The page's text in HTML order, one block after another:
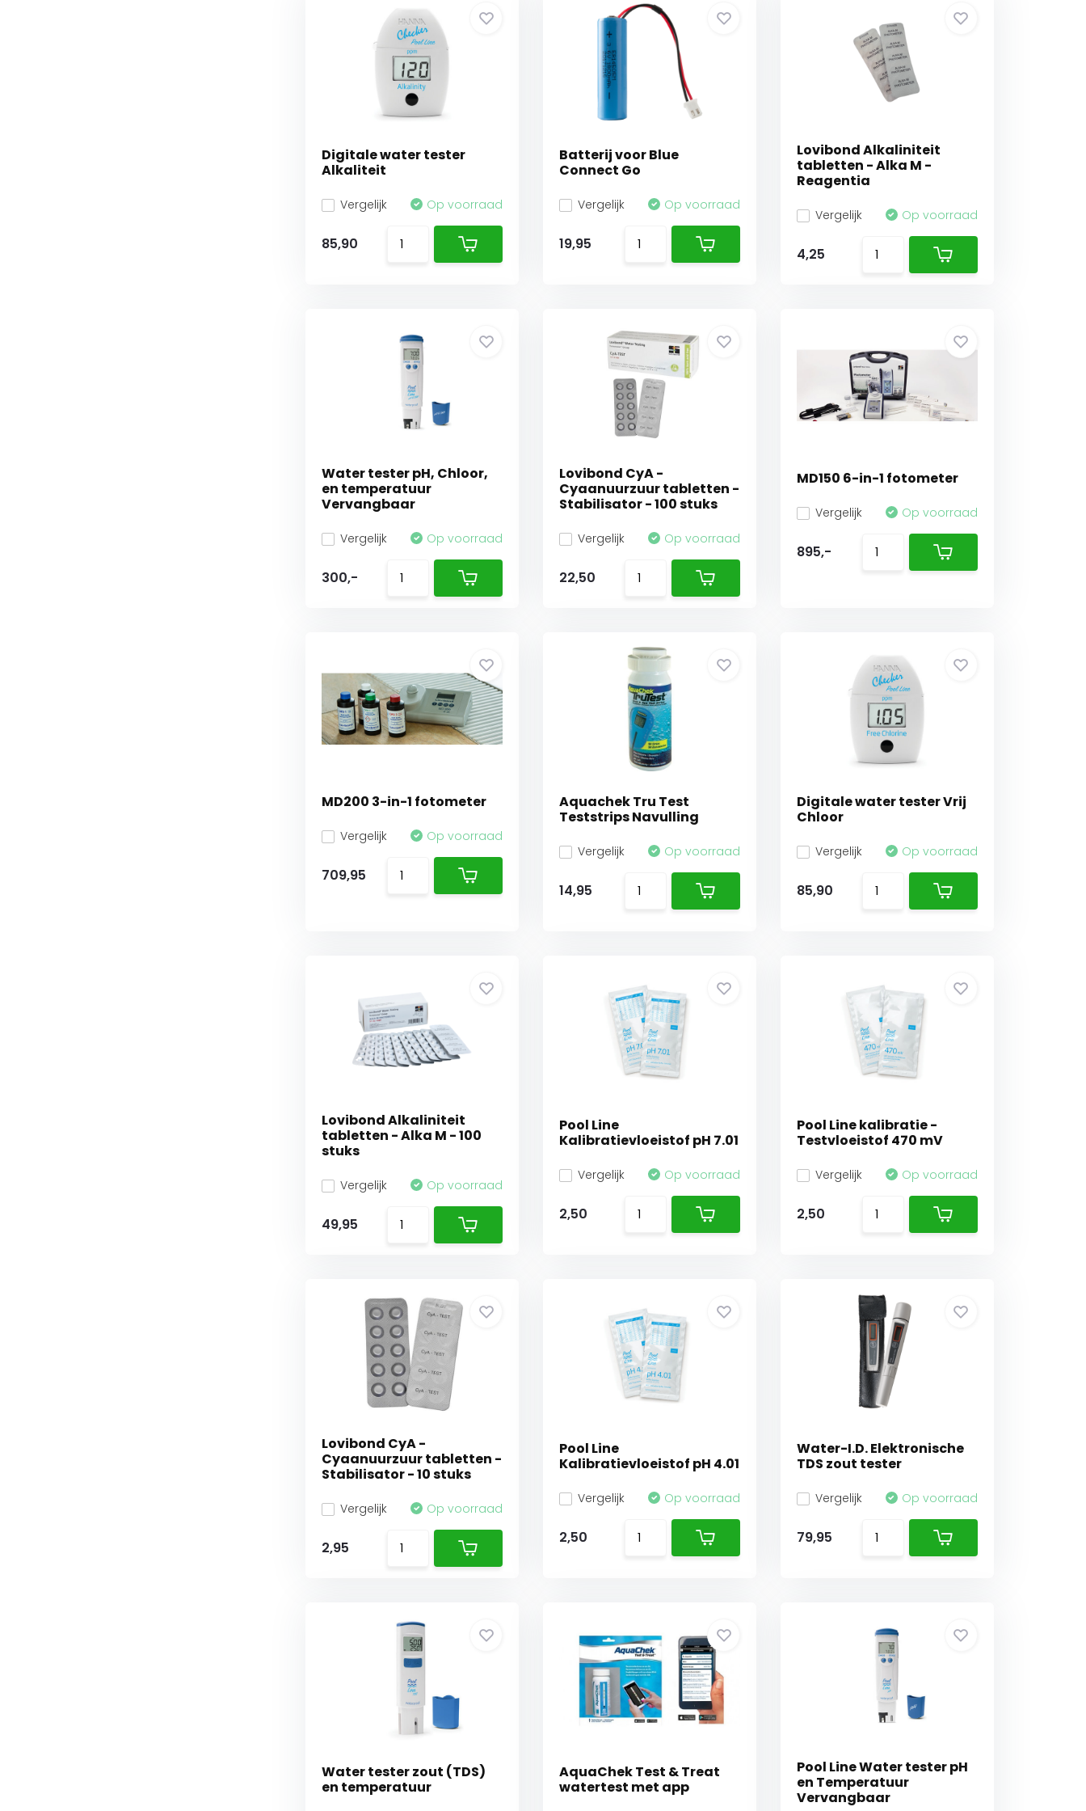
Digitale water tester
Alkaliteit
Vergelijk Op voorraad
85,90
Batterij voor Blue
Connect Go
Vergelijk Op voorraad
19,95
Lovibond Alkaliniteit
tabletten - Alka M -
Reagentia
Vergelijk Op voorraad
4,25
Water tester pH, Chloor,
en temperatuur
Vervangbaar
Vergelijk Op voorraad
300,-
Lovibond CyA -
Cyaanuurzuur tabletten -
Stabilisator - 100 stuks
Vergelijk Op voorraad
22,50
MD150 6-in-1 fotometer
Vergelijk Op voorraad
895,-
MD200 3-in-1 fotometer
Vergelijk Op voorraad
709,95
Aquachek Tru Test
Teststrips Navulling
Vergelijk Op voorraad
14,95
Digitale water tester Vrij
Chloor
Vergelijk Op voorraad
85,90
Lovibond Alkaliniteit
tabletten - Alka M - 100
stuks
Vergelijk Op voorraad
49,95
Pool Line
Kalibratievloeistof pH 7.01
Vergelijk Op voorraad
2,50
Pool Line kalibratie -
Testvloeistof 470 mV
Vergelijk Op voorraad
2,50
Lovibond CyA -
Cyaanuurzuur tabletten -
Stabilisator - 10 stuks
Vergelijk Op voorraad
2,95
Pool Line
Kalibratievloeistof pH 4.01
Vergelijk Op voorraad
2,50
Water-I.D. Elektronische
TDS zout tester
Vergelijk Op voorraad
79,95
Water tester zout (TDS)
en temperatuur
AquaChek Test & Treat
watertest met app
Pool Line Water tester pH
en Temperatuur
Vervangbaar